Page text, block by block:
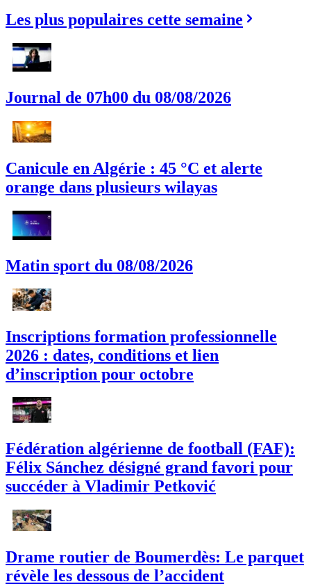
Les plus populaires cette semaine
Journal de 07h00 du 08/08/2026
Canicule en Algérie : 45 °C et alerte
orange dans plusieurs wilayas
Matin sport du 08/08/2026
Inscriptions formation professionnelle
2026 : dates, conditions et lien
d’inscription pour octobre
Fédération algérienne de football (FAF):
Félix Sánchez désigné grand favori pour
succéder à Vladimir Petković
Drame routier de Boumerdès: Le parquet
révèle les dessous de l’accident